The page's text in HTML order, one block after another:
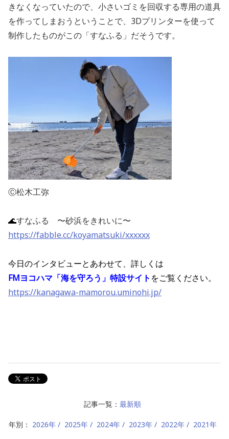
きなくなっていたので、小さいゴミを回収する専用の道具
を作ってしまおうということで、3Dプリンターを使って
制作したものがこの「すなふる」だそうです。
Ⓒ松木工弥
🌊すなふる 〜砂浜をきれいに〜
https://fabble.cc/koyamatsuki/xxxxxx
今日のインタビューとあわせて、詳しくは
FMヨコハマ「海を守ろう」特設サイト をご覧ください。
https://kanagawa-mamorou.uminohi.jp/
記事一覧： 最新順
年別： 2026年 2025年 2024年 2023年 2022年 2021年